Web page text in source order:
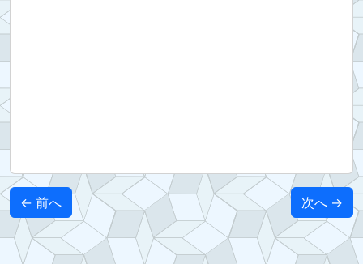
← 前へ 次へ →